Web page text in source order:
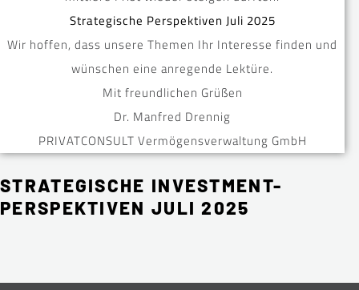
Strategische Perspektiven Juli 2025
Wir hoffen, dass unsere Themen Ihr Interesse finden und
wünschen eine anregende Lektüre.
Mit freundlichen Grüßen
Dr. Manfred Drennig
PRIVATCONSULT Vermögensverwaltung GmbH
STRATEGISCHE INVESTMENT-
PERSPEKTIVEN JULI 2025